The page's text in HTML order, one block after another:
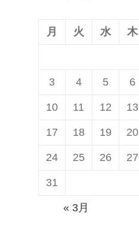
月 火 水 木
3 4 5 6
10 11 12 13
17 18 19 20
24 25 26 27
31
« 3月